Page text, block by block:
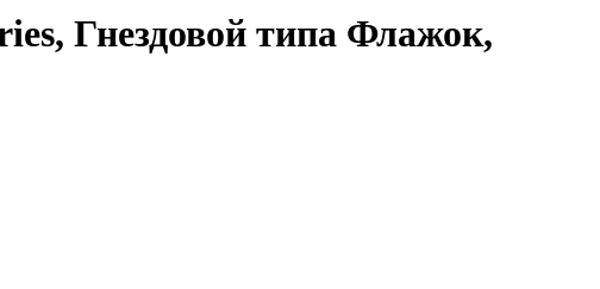
Гнездовой типа Флажок,